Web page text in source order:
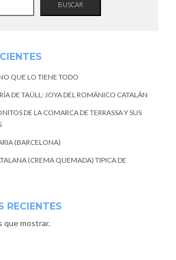
BUSCAR
QUE LO TIENE TODO
DE TAÜLL: JOYA DEL ROMÁNICO CATALÁN
DE LA COMARCA DE TERRASSA Y SUS
(BARCELONA)
(CREMA QUEMADA) TIPICA DE
RECIENTES
que mostrar.